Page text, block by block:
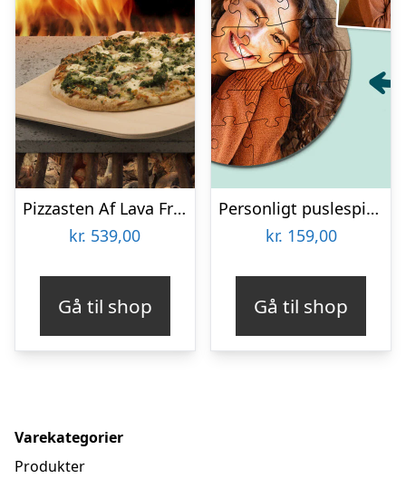
Pizzasten Af Lava Fra Etna
kr. 539,00
Gå til shop
Personligt puslespil med Billede – Rundt
kr. 159,00
Gå til shop
Varekategorier
Produkter